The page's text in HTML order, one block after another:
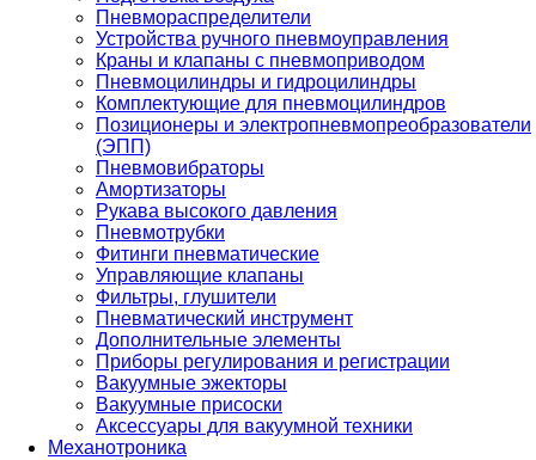
Пневмораспределители
Устройства ручного пневмоуправления
Краны и клапаны с пневмоприводом
Пневмоцилиндры и гидроцилиндры
Комплектующие для пневмоцилиндров
Позиционеры и электропневмопреобразователи
(ЭПП)
Пневмовибраторы
Амортизаторы
Рукава высокого давления
Пневмотрубки
Фитинги пневматические
Управляющие клапаны
Фильтры, глушители
Пневматический инструмент
Дополнительные элементы
Приборы регулирования и регистрации
Вакуумные эжекторы
Вакуумные присоски
Аксессуары для вакуумной техники
Механотроника